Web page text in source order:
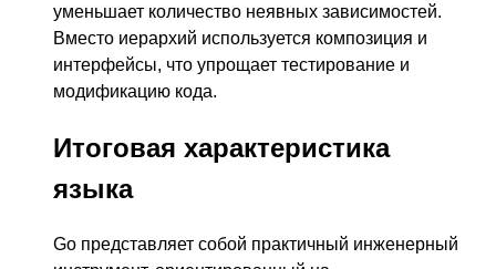
уменьшает количество неявных зависимостей.
Вместо иерархий используется композиция и
интерфейсы, что упрощает тестирование и
модификацию кода.
Итоговая характеристика
языка
Go представляет собой практичный инженерный